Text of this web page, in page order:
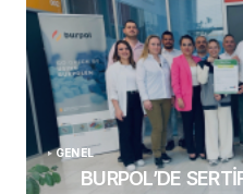
GENEL
BURPOL’DE